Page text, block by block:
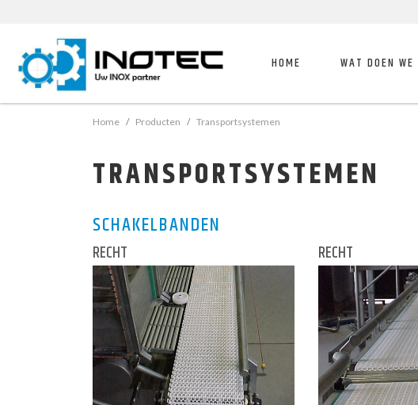
HOME WAT DOEN WE
Home Producten Transportsystemen
TRANSPORTSYSTEMEN
SCHAKELBANDEN
RECHT RECHT